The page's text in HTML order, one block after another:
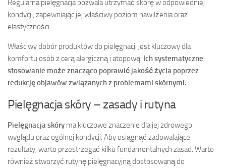
Regularna pielęgnacja pozwala utrzymać skórę w odpowiedniej
kondycji, zapewniając jej właściwy poziom nawilżenia oraz
elastyczności.
Właściwy dobór produktów do pielęgnacji jest kluczowy dla
komfortu osób z cerą alergiczną i atopową. Ich systematyczne
stosowanie może znacząco poprawić jakość życia poprzez
redukcję objawów związanych z problemami skórnymi.
Pielęgnacja skóry – zasady i rutyna
Pielęgnacja skóry ma kluczowe znaczenie dla jej zdrowego
wyglądu oraz ogólnej kondycji. Aby osiągnąć zadowalające
rezultaty, warto przestrzegać kilku fundamentalnych zasad. Warto
również stworzyć rutynę pielęgnacyjną dostosowaną do